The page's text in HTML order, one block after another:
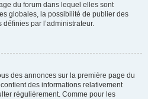
du forum dans lequel elles sont
globales, la possibilité de publier des
par l’administrateur.
des annonces sur la première page du
des informations relativement
régulièrement. Comme pour les